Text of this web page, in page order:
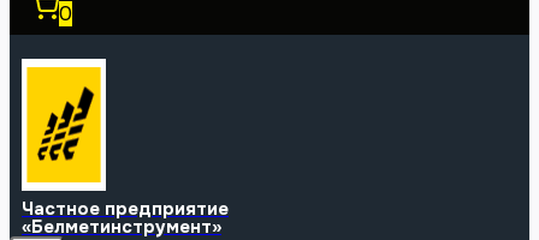
0
Частное предприятие
«Белметинструмент»